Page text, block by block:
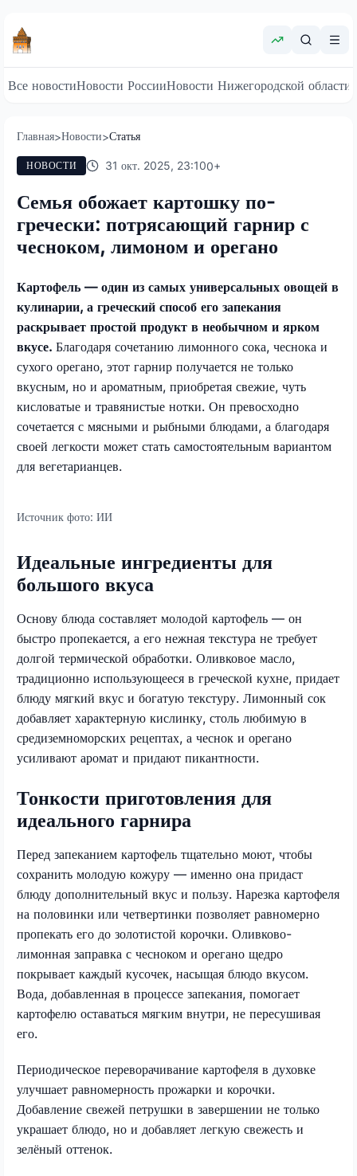
Все новостиНовости РоссииНовости Нижегородской области
Главная>Новости>Статья
НОВОСТИ 31 окт. 2025, 23:100+
Семья обожает картошку по-
гречески: потрясающий гарнир с
чесноком, лимоном и орегано
Картофель — один из самых универсальных овощей в
кулинарии, а греческий способ его запекания
раскрывает простой продукт в необычном и ярком
вкусе. Благодаря сочетанию лимонного сока, чеснока и
сухого орегано, этот гарнир получается не только
вкусным, но и ароматным, приобретая свежие, чуть
кисловатые и травянистые нотки. Он превосходно
сочетается с мясными и рыбными блюдами, а благодаря
своей легкости может стать самостоятельным вариантом
для вегетарианцев.
Источник фото: ИИ
Идеальные ингредиенты для
большого вкуса
Основу блюда составляет молодой картофель — он
быстро пропекается, а его нежная текстура не требует
долгой термической обработки. Оливковое масло,
традиционно использующееся в греческой кухне, придает
блюду мягкий вкус и богатую текстуру. Лимонный сок
добавляет характерную кислинку, столь любимую в
средиземноморских рецептах, а чеснок и орегано
усиливают аромат и придают пикантности.
Тонкости приготовления для
идеального гарнира
Перед запеканием картофель тщательно моют, чтобы
сохранить молодую кожуру — именно она придаст
блюду дополнительный вкус и пользу. Нарезка картофеля
на половинки или четвертинки позволяет равномерно
пропекать его до золотистой корочки. Оливково-
лимонная заправка с чесноком и орегано щедро
покрывает каждый кусочек, насыщая блюдо вкусом.
Вода, добавленная в процессе запекания, помогает
картофелю оставаться мягким внутри, не пересушивая
его.
Периодическое переворачивание картофеля в духовке
улучшает равномерность прожарки и корочки.
Добавление свежей петрушки в завершении не только
украшает блюдо, но и добавляет легкую свежесть и
зелёный оттенок.